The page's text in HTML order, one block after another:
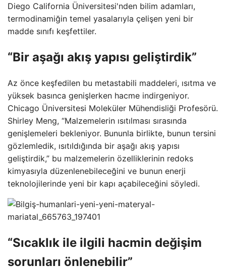
Diego California Üniversitesi'nden bilim adamları,
termodinamiğin temel yasalarıyla çelişen yeni bir
madde sınıfı keşfettiler.
“Bir aşağı akış yapısı geliştirdik”
Az önce keşfedilen bu metastabili maddeleri, ısıtma ve
yüksek basınca genişlerken hacme indirgeniyor.
Chicago Üniversitesi Moleküler Mühendisliği Profesörü.
Shirley Meng, “Malzemelerin ısıtılması sırasında
genişlemeleri bekleniyor. Bununla birlikte, bunun tersini
gözlemledik, ısıtıldığında bir aşağı akış yapısı
geliştirdik,” bu malzemelerin özelliklerinin redoks
kimyasıyla düzenlenebileceğini ve bunun enerji
teknolojilerinde yeni bir kapı açabileceğini söyledi.
“Sıcaklık ile ilgili hacmin değişim
sorunları önlenebilir”